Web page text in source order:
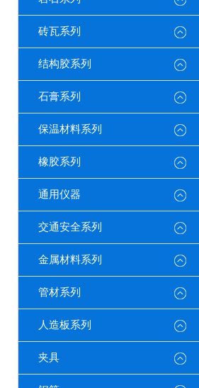
砖瓦系列
结构胶系列
石膏系列
保温材料系列
橡胶系列
通用仪器
交通安全系列
金属材料系列
管材系列
人造板系列
夹具